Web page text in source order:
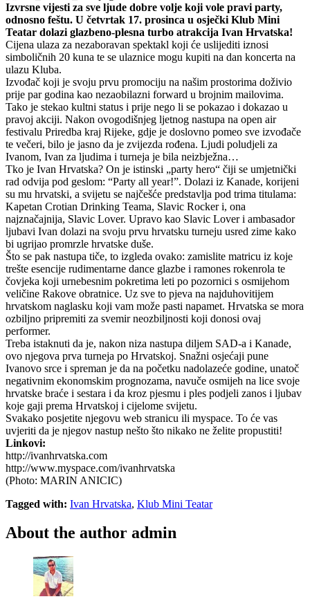
Izvrsne vijesti za sve ljude dobre volje koji vole pravi party,
odnosno feštu. U četvrtak 17. prosinca u osječki Klub Mini
Teatar dolazi glazbeno-plesna turbo atrakcija Ivan Hrvatska!
Cijena ulaza za nezaboravan spektakl koji će uslijediti iznosi
simboličnih 20 kuna te se ulaznice mogu kupiti na dan koncerta na
ulazu Kluba.
Izvođač koji je svoju prvu promociju na našim prostorima doživio
prije par godina kao nezaobilazni forward u brojnim mailovima.
Tako je stekao kultni status i prije nego li se pokazao i dokazao u
pravoj akciji. Nakon ovogodišnjeg ljetnog nastupa na open air
festivalu Priredba kraj Rijeke, gdje je doslovno pomeo sve izvođače
te večeri, bilo je jasno da je zvijezda rođena. Ljudi poludjeli za
Ivanom, Ivan za ljudima i turneja je bila neizbježna…
Tko je Ivan Hrvatska? On je istinski „party hero“ čiji se umjetnički
rad odvija pod geslom: “Party all year!”. Dolazi iz Kanade, korijeni
su mu hrvatski, a svijetu se najčešće predstavlja pod trima titulama:
Kapetan Crotian Drinking Teama, Slavic Rocker i, ona
najznačajnija, Slavic Lover. Upravo kao Slavic Lover i ambasador
ljubavi Ivan dolazi na svoju prvu hrvatsku turneju usred zime kako
bi ugrijao promrzle hrvatske duše.
Što se pak nastupa tiče, to izgleda ovako: zamislite matricu iz koje
trešte esencije rudimentarne dance glazbe i ramones rokenrola te
čovjeka koji urnebesnim pokretima leti po pozornici s osmijehom
veličine Rakove obratnice. Uz sve to pjeva na najduhovitijem
hrvatskom naglasku koji vam može pasti napamet. Hrvatska se mora
ozbiljno pripremiti za svemir neozbiljnosti koji donosi ovaj
performer.
Treba istaknuti da je, nakon niza nastupa diljem SAD-a i Kanade,
ovo njegova prva turneja po Hrvatskoj. Snažni osjećaji pune
Ivanovo srce i spreman je da na početku nadolazeće godine, unatoč
negativnim ekonomskim prognozama, navuče osmijeh na lice svoje
hrvatske braće i sestara i da kroz pjesmu i ples podjeli zanos i ljubav
koje gaji prema Hrvatskoj i cijelome svijetu.
Svakako posjetite njegovu web stranicu ili myspace. To će vas
uvjeriti da je njegov nastup nešto što nikako ne želite propustiti!
Linkovi:
http://ivanhrvatska.com
http://www.myspace.com/ivanhrvatska
(Photo: MARIN ANICIC)
Tagged with: Ivan Hrvatska, Klub Mini Teatar
About the author admin